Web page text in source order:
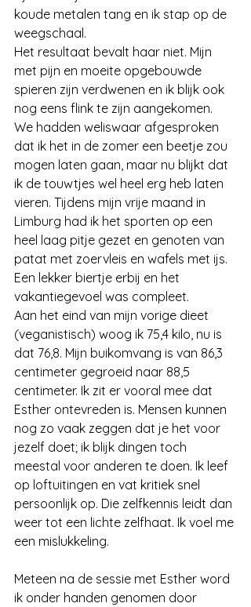
koude metalen tang en ik stap op de
weegschaal.
Het resultaat bevalt haar niet. Mijn
met pijn en moeite opgebouwde
spieren zijn verdwenen en ik blijk ook
nog eens flink te zijn aangekomen.
We hadden weliswaar afgesproken
dat ik het in de zomer een beetje zou
mogen laten gaan, maar nu blijkt dat
ik de touwtjes wel heel erg heb laten
vieren. Tijdens mijn vrije maand in
Limburg had ik het sporten op een
heel laag pitje gezet en genoten van
patat met zoervleis en wafels met ijs.
Een lekker biertje erbij en het
vakantiegevoel was compleet.
Aan het eind van mijn vorige dieet
(veganistisch) woog ik 75,4 kilo, nu is
dat 76,8. Mijn buikomvang is van 86,3
centimeter gegroeid naar 88,5
centimeter. Ik zit er vooral mee dat
Esther ontevreden is. Mensen kunnen
nog zo vaak zeggen dat je het voor
jezelf doet; ik blijk dingen toch
meestal voor anderen te doen. Ik leef
op loftuitingen en vat kritiek snel
persoonlijk op. Die zelfkennis leidt dan
weer tot een lichte zelfhaat. Ik voel me
een mislukkeling.
Meteen na de sessie met Esther word
ik onder handen genomen door